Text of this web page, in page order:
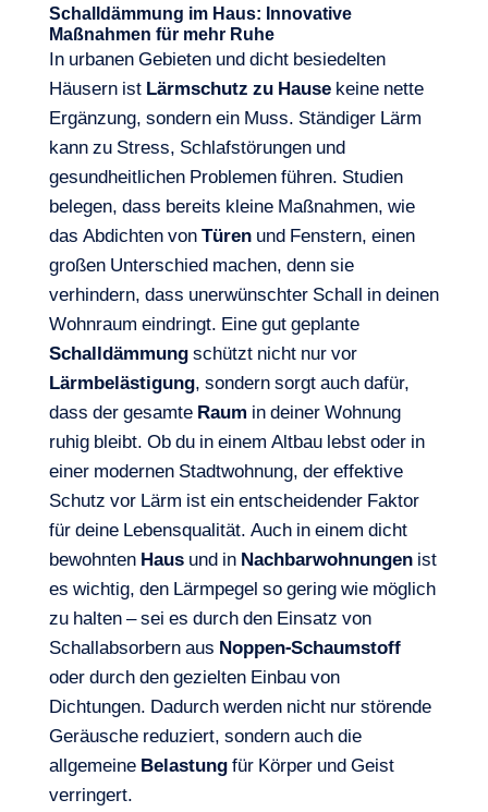
Schalldämmung im Haus: Innovative
Maßnahmen für mehr Ruhe
In urbanen Gebieten und dicht besiedelten
Häusern istLärmschutz zu Hausekeine nette
Ergänzung, sondern ein Muss. Ständiger Lärm
kann zu Stress, Schlafstörungen und
gesundheitlichen Problemen führen. Studien
belegen, dass bereits kleine Maßnahmen, wie
das Abdichten vonTürenund Fenstern, einen
großen Unterschied machen, denn sie
verhindern, dass unerwünschter Schall in deinen
Wohnraum eindringt. Eine gut geplante
Schalldämmungschützt nicht nur vor
Lärmbelästigung, sondern sorgt auch dafür,
dass der gesamteRaum in deiner Wohnung
ruhig bleibt. Ob du in einem Altbau lebst oder in
einer modernen Stadtwohnung, der effektive
Schutz vor Lärm ist ein entscheidender Faktor
für deine Lebensqualität. Auch in einem dicht
bewohntenHausund inNachbarwohnungenist
es wichtig, den Lärmpegel so gering wie möglich
zu halten – sei es durch den Einsatz von
Schallabsorbern aus Noppen-Schaumstoff
oder durch den gezielten Einbau von
Dichtungen. Dadurch werden nicht nur störende
Geräusche reduziert, sondern auch die
allgemeineBelastungfür Körper und Geist
verringert.